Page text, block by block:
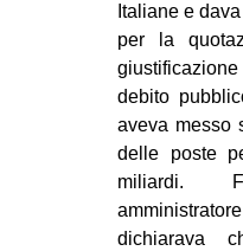
Italiane e
per la
debito
aveva messo
delle poste
miliardi.
dichiarava